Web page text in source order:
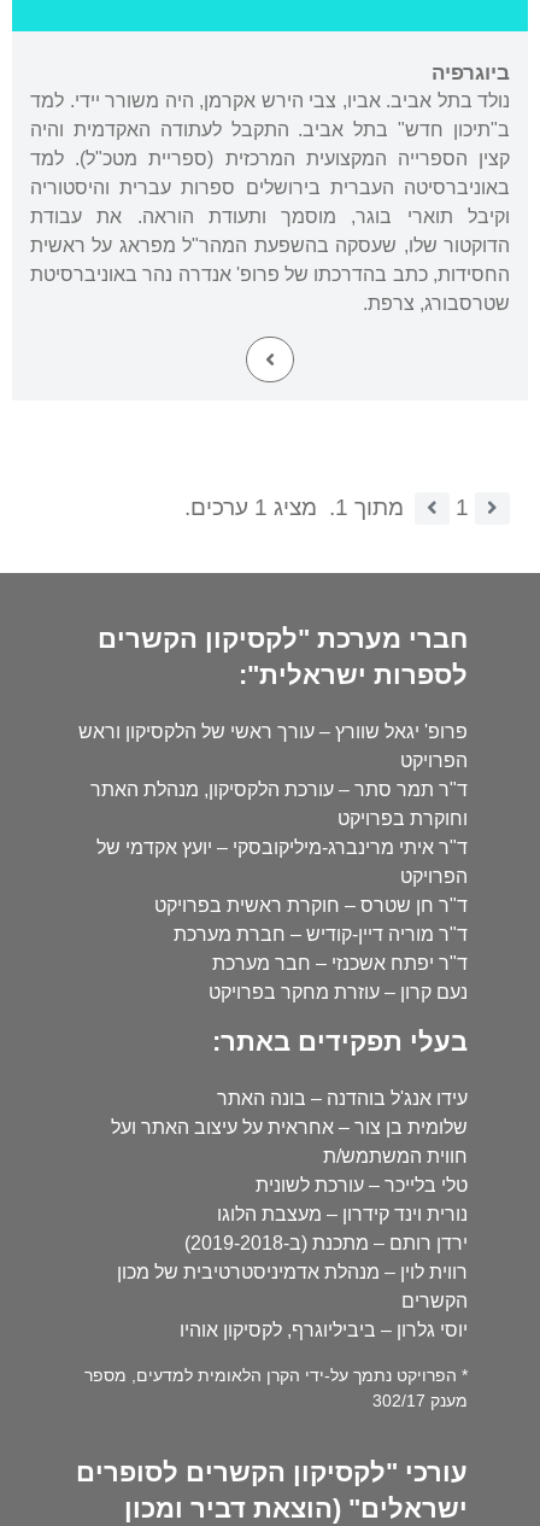
ביוגרפיה
נולד בתל אביב. אביו, צבי הירש אקרמן, היה משורר יידי. למד
ב"תיכון חדש" בתל אביב. התקבל לעתודה האקדמית והיה
קצין הספרייה המקצועית המרכזית (ספריית מטכ"ל). למד
באוניברסיטה העברית בירושלים ספרות עברית והיסטוריה
וקיבל תוארי בוגר, מוסמך ותעודת הוראה. את עבודת
הדוקטור שלו, שעסקה בהשפעת המהר"ל מפראג על ראשית
החסידות, כתב בהדרכתו של פרופ' אנדרה נהר באוניברסיטת
שטרסבורג, צרפת.
1 מתוך 1. מציג 1 ערכים.
חברי מערכת "לקסיקון הקשרים
לספרות ישראלית":
פרופ' יגאל שוורץ – עורך ראשי של הלקסיקון וראש
הפרויקט
ד"ר תמר סתר – עורכת הלקסיקון, מנהלת האתר
וחוקרת בפרויקט
ד"ר איתי מרינברג-מיליקובסקי – יועץ אקדמי של
הפרויקט
ד"ר חן שטרס – חוקרת ראשית בפרויקט
ד"ר מוריה דיין-קודיש – חברת מערכת
ד"ר יפתח אשכנזי – חבר מערכת
נעם קרון – עוזרת מחקר בפרויקט
בעלי תפקידים באתר:
עידו אנג'ל בוהדנה – בונה האתר
שלומית בן צור – אחראית על עיצוב האתר ועל
חווית המשתמש/ת
טלי בלייכר – עורכת לשונית
נורית וינד קידרון – מעצבת הלוגו
ירדן רותם – מתכנת (ב-2019-2018)
רווית לוין – מנהלת אדמיניסטרטיבית של מכון
הקשרים
יוסי גלרון – ביביליוגרף, לקסיקון אוהיו
* הפרויקט נתמך על-ידי הקרן הלאומית למדעים, מספר
מענק 302/17
עורכי "לקסיקון הקשרים לסופרים
ישראלים" (הוצאת דביר ומכון